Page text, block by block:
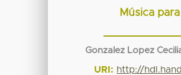
Música
Gonzalez Lopez
URI: http://